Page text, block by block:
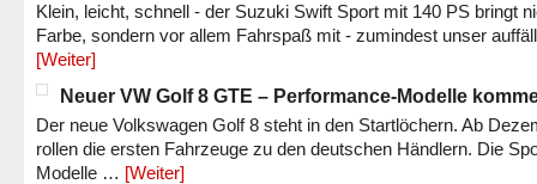
Klein, leicht, schnell - der Suzuki Swift Sport mit 140 PS bringt
Farbe, sondern vor allem Fahrspaß mit - zumindest unser
[Weiter]
Neuer VW Golf 8 GTE – Performance-Modelle
Der neue Volkswagen Golf 8 steht in den Startlöchern. Ab
rollen die ersten Fahrzeuge zu den deutschen Händlern. Die
Modelle … [Weiter]